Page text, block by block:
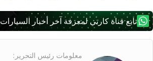
تابع قناة كارتي لمعرفة آخر أخبار السيارات
معلومات رئيس التحرير :